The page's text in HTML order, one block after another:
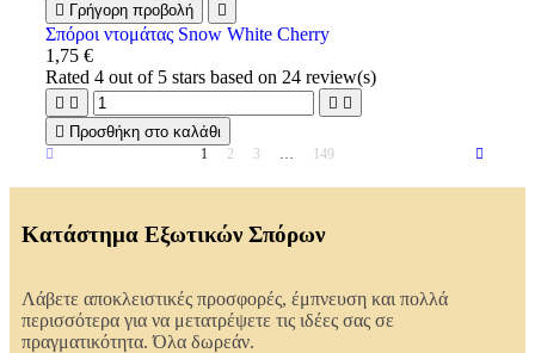
 Γρήγορη προβολή 
Σπόροι ντομάτας Snow White Cherry
1,75 €
Rated4 out of 5 stars based on 24 review(s)
   
 Προσθήκη στο καλάθι
1 2 3 … 149
Κατάστημα Εξωτικών Σπόρων
Λάβετε αποκλειστικές προσφορές, έμπνευση και πολλά
περισσότερα για να μετατρέψετε τις ιδέες σας σε
πραγματικότητα. Όλα δωρεάν.